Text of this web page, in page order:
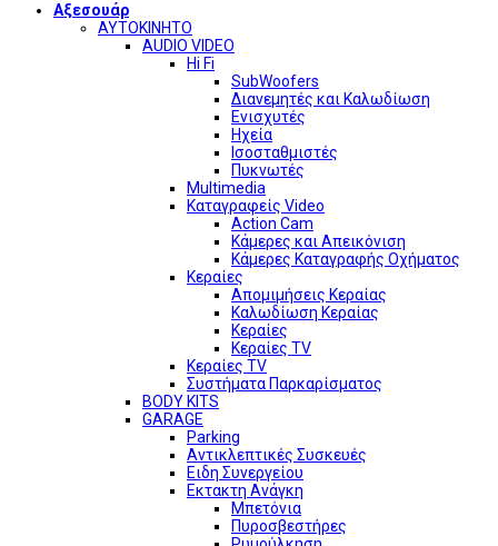
Αξεσουάρ
ΑΥΤΟΚΙΝΗΤΟ
AUDIO VIDEO
Hi Fi
SubWoofers
Διανεμητές και Καλωδίωση
Ενισχυτές
Ηχεία
Ισοσταθμιστές
Πυκνωτές
Multimedia
Καταγραφείς Video
Action Cam
Κάμερες και Απεικόνιση
Κάμερες Καταγραφής Οχήματος
Κεραίες
Απομιμήσεις Κεραίας
Καλωδίωση Κεραίας
Κεραίες
Κεραίες TV
Κεραίες TV
Συστήματα Παρκαρίσματος
BODY KITS
GARAGE
Parking
Αντικλεπτικές Συσκευές
Ειδη Συνεργείου
Εκτακτη Ανάγκη
Μπετόνια
Πυροσβεστήρες